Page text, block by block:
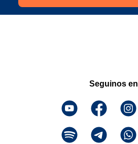
Seguinos en